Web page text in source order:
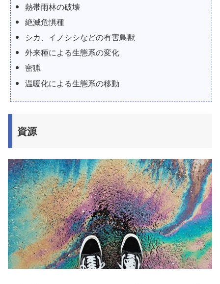
熱帯雨林の破壊
絶滅危惧種
シカ、イノシシなどの有害鳥獣
外来種による生態系の変化
密猟
温暖化による生態系の移動
資源